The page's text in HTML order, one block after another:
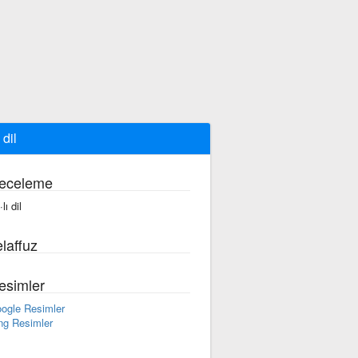
dil
dil
Resimler
Resimler